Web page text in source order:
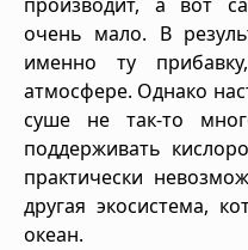
очень мало. В
именно ту
атмосфере. Однако
суше не так-то
поддерживать
практически
другая экосистема,
океан.